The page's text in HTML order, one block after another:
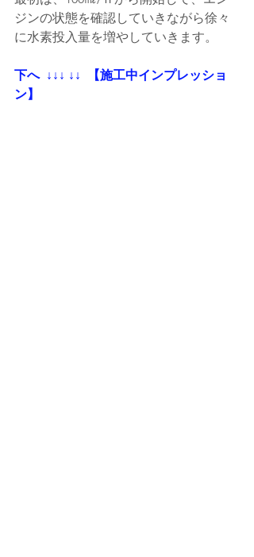
ジンの状態を確認していきながら徐々
に水素投入量を増やしていきます。
下へ  ↓↓↓ ↓↓  【施工中インプレッショ
ン】